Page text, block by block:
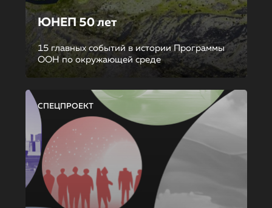
ЮНЕП 50 лет
15 главных событий в истории Программы
ООН по окружающей среде
СПЕЦПРОЕКТ